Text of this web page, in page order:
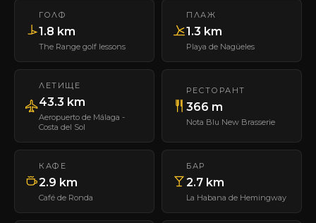
ГОЛФ
1.8 km
The Range golf lessons
ПЛАЖ
1.3 km
Playa de Nagüeles
ЛЕТИЩЕ
43.3 km
Aeropuerto de Málaga -
Costa del Sol
РЕСТОРАНТ
366 m
Nota Blu New Brasserie
КАФЕ
2.9 km
Café de Ronda
БАР
2.7 km
La Habana de Hemingway